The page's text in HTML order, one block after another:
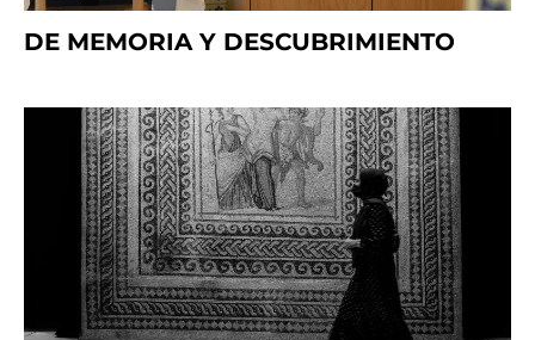
DE MEMORIA Y DESCUBRIMIENTO